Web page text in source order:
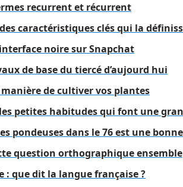
recurrent et récurrent
caractéristiques clés qui la
noire sur Snapchat
de base du tiercé d’aujourd hui
de cultiver vos plantes
petites habitudes qui font une
pondeuses dans le 76 est une
question orthographique ensemble
: que dit la langue française ?